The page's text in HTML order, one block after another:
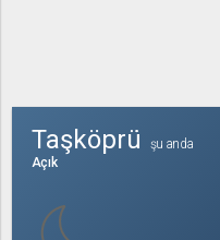
Taşköprü
şu anda
Açık